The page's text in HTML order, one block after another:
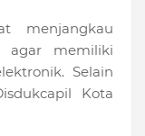
menjangkau
agar memiliki
Selain
Kota